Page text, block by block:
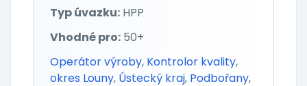
Typ úvazku: HPP
Vhodné pro: 50+
Operátor výroby, Kontrolor kvality,
okres Louny, Ústecký kraj, Podbořany,